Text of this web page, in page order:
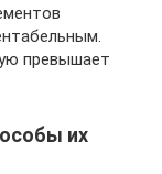
превышает
их